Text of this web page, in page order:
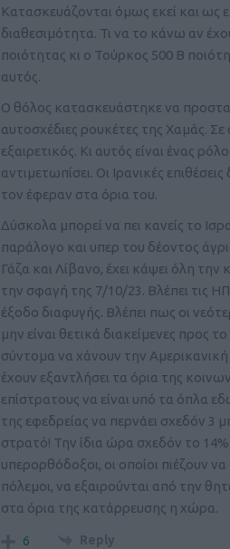
Κατασκευάζονται όμως εκεί και ως
διαθεσιμότητα. Τι να το κάνω αν
ποιότητας κι ο Τούρκος 500 Β
αυτός.
Ο θόλος κατασκευάστηκε να
αυτοσχέδιες ρουκέτες της Χαμάς.
εξαιρετικός. Κι αυτός είναι ένας
αντιμετωπίσει. Οι Ιρανικές
τον έφεραν στα όρια του.
Δύσκολα μπορεί να πει κανείς το
παράλογο και υπερ του δέοντος
Γάζα και Λίβανο, έχει κάψει όλη την
την σφαγή της 7/10/23. Βλέπει τις
έξοδο διαφυγής. Βλέπει πως οι
μην είναι θετικά διακείμενες προς
σύντομα να χάνουν την
έχουν εξαντλήσει τα όρια της
επίστρατους να είναι υπό τα όπλα
της εφεδρείας να περνάει σχεδόν 3
στρατό! Την ίδια ώρα σχεδόν το
υπερορθόδοξοι, οι οποίοι πιέζουν
πόλεμοι, να εξαιρούνται από την
στα όρια της κατάρρευσης η χώρα.
6 Reply